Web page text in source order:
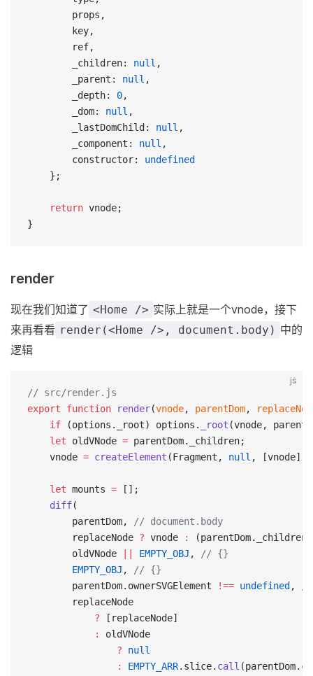
		props,
		key,
		ref,
		_children:
null ,
		_parent:
null ,
		_depth:
0,
		_dom:
null ,
		_lastDomChild:
null ,
		_component:
null ,
		constructor:
undefined
	};
	return
vnode;
}
render
现在我们知道了 <Home /> 实际上就是一个vnode，接下
来再看看 render(<Home />, document.body) 中的
逻辑
js
// src/render.js
export function render(vnode, parentDom,
	if
(options._root) options. _root (vnode,
	let
oldVNode = parentDom._children;
	vnode
= createElement (Fragment, null ,
	let
mounts = [];
	diff
(
		parentDom,
// document.body
		replaceNode
? vnode : (parentDom._children
		oldVNode
EMPTY_OBJ ,
// {}
		EMPTY_OBJ
,
// {}
		parentDom.ownerSVGElement
!== undefined ,
		replaceNode
			?
[replaceNode]
			:
oldVNode
				?
null
				:
EMPTY_ARR.slice. call